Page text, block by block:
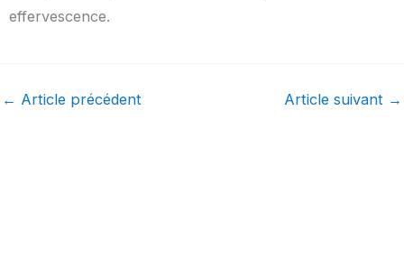
effervescence.
← Article précédent Article suivant →